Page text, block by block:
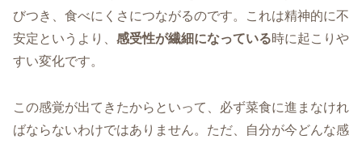
びつき、食べにくさにつながるのです。これは精神的に不
安定というより、 感受性が繊細になっている時に起こりや
すい変化です。
この感覚が出てきたからといって、必ず菜食に進まなけれ
ばならないわけではありません。ただ、自分が今どんな感